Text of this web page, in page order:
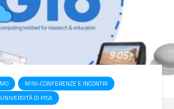
MINI-CONFERENZE E INCONTRI
UNIVERSITÀ DI PISA